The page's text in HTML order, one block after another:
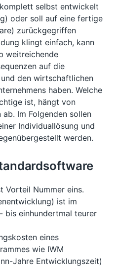
selbst entwickelt
oder soll auf eine fertige
zurückgegriffen
klingt einfach, kann
weitreichende
auf die
den wirtschaftlichen
haben. Welche
ist, hängt von
Im Folgenden sollen
Individuallösung und
werden.
Vorteil Nummer eins.
ist im
bis einhundertmal teurer
eines
wie IWM
Jahre Entwicklungszeit)